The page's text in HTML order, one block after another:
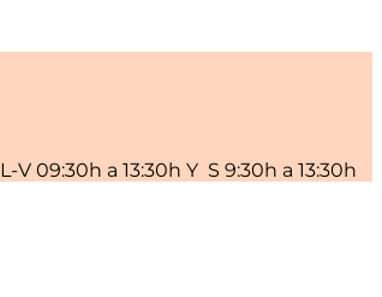
L-V 09:30h a 13:30h Y S 9:30h a 13:30h